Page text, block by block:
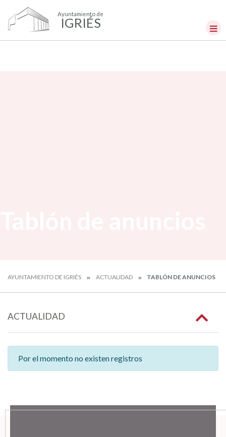
Ayuntamiento de
IGRIÉS
AYUNTAMIENTO DE IGRIÉS ACTUALIDAD TABLÓN DE ANUNCIOS
ACTUALIDAD
Por el momento no existen registros